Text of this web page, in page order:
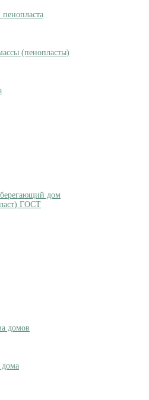
(пенопласты)
дом
ГОСТ
домов
дома